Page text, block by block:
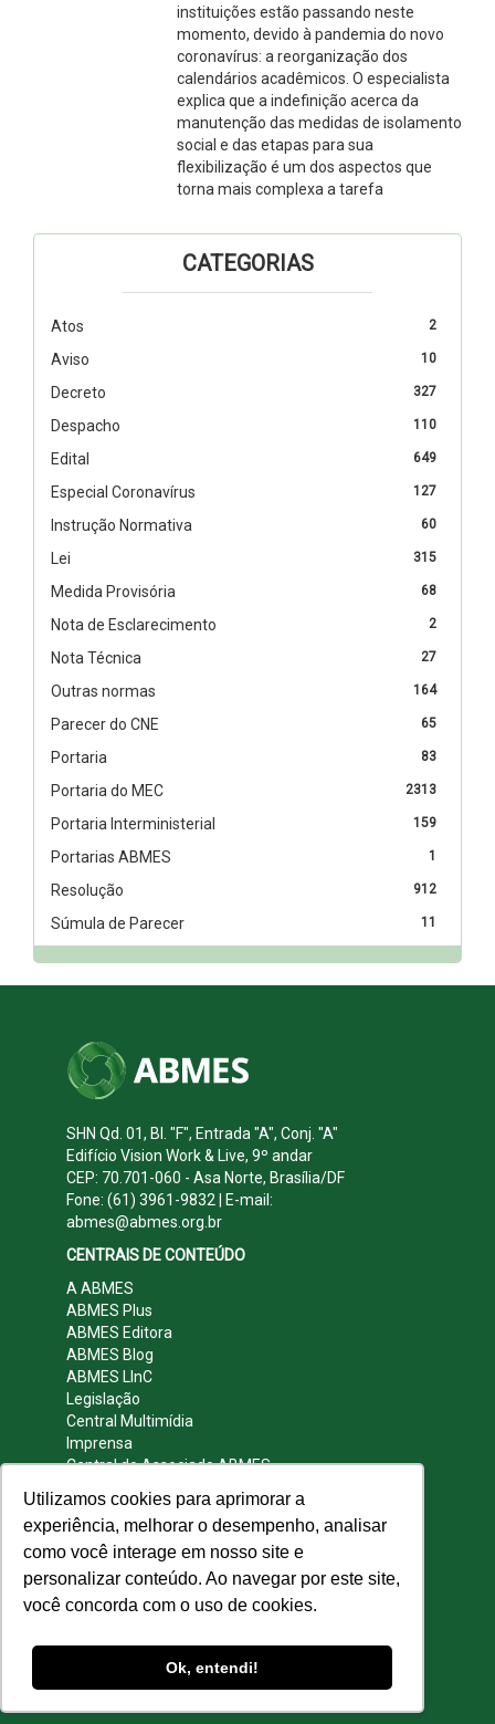
Utilizamos cookies para aprimorar a
experiência, melhorar o desempenho, analisar
como você interage em nosso site e
personalizar conteúdo. Ao navegar por este site,
você concorda com o uso de cookies.
Ok, entendi!
instituições estão passando neste
momento, devido à pandemia do novo
coronavírus: a reorganização dos
calendários acadêmicos. O especialista
explica que a indefinição acerca da
manutenção das medidas de isolamento
social e das etapas para sua
flexibilização é um dos aspectos que
torna mais complexa a tarefa
CATEGORIAS
2
Atos
10
Aviso
327
Decreto
110
Despacho
649
Edital
127
Especial Coronavírus
60
Instrução Normativa
315
Lei
68
Medida Provisória
2
Nota de Esclarecimento
27
Nota Técnica
164
Outras normas
65
Parecer do CNE
83
Portaria
2313
Portaria do MEC
159
Portaria Interministerial
1
Portarias ABMES
912
Resolução
11
Súmula de Parecer
SHN Qd. 01, Bl. "F", Entrada "A", Conj. "A"
Edifício Vision Work & Live, 9º andar
CEP: 70.701-060 - Asa Norte, Brasília/DF
Fone: (61) 3961-9832 | E-mail:
abmes@abmes.org.br
CENTRAIS DE CONTEÚDO
A ABMES
ABMES Plus
ABMES Editora
ABMES Blog
ABMES LInC
Legislação
Central Multimídia
Imprensa
Central do Associado ABMES
REDES SOCIAIS
reservados.